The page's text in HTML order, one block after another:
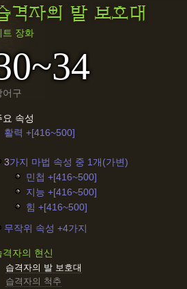
격자의 발 보호대
트 장화
어구
요 속성
활력 +[416~500]
3가지 마법 속성 중 1개(가변)
민첩 +[416~500]
지능 +[416~500]
힘 +[416~500]
무작위 속성 +4가지
격자의 현신
습격자의 발 보호대
습격자의 척추